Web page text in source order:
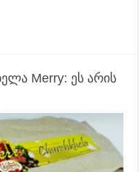
Merry: ეს არის